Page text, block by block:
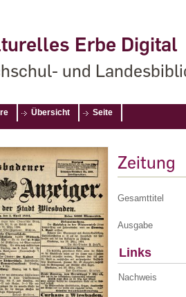
Erbe Digital
und
Übersicht Seite
Zeitung
Gesamttitel
Ausgabe
Links
Nachweis